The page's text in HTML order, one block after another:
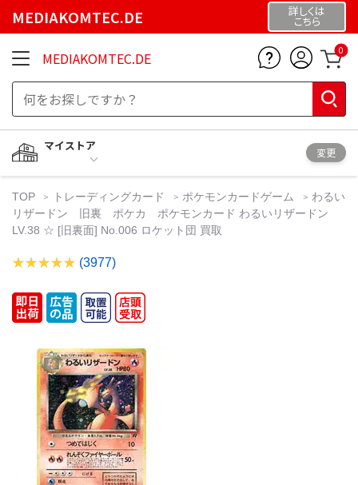
MEDIAKOMTEC.DE 詳しくは
こちら
MEDIAKOMTEC.DE 0
マイストア
変更
TOP トレーディングカード ポケモンカードゲーム
わるい
リザードン 旧裏 ポケカ ポケモンカード わるいリザードン
LV.38 ☆ [旧裏面] No.006 ロケット団 買取
(3977)